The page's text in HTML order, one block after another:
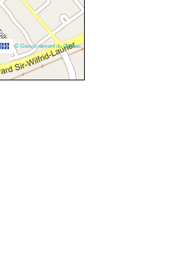
© Gouvernement du Québec